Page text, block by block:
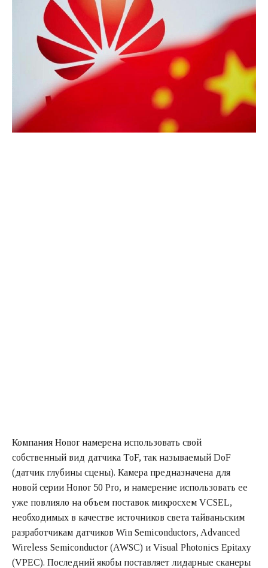
Компания Honor намерена использовать свой
собственный вид датчика ToF, так называемый DoF
(датчик глубины сцены). Камера предназначена для
новой серии Honor 50 Pro, и намерение использовать ее
уже повлияло на объем поставок микросхем VCSEL,
необходимых в качестве источников света тайваньским
разработчикам датчиков Win Semiconductors, Advanced
Wireless Semiconductor (AWSC) и Visual Photonics Epitaxy
(VPEC). Последний якобы поставляет лидарные сканеры